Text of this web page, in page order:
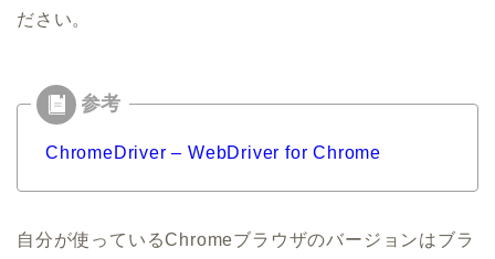
ださい。
ChromeDriver – WebDriver for Chrome
自分が使っているChromeブラウザのバージョンはブラ